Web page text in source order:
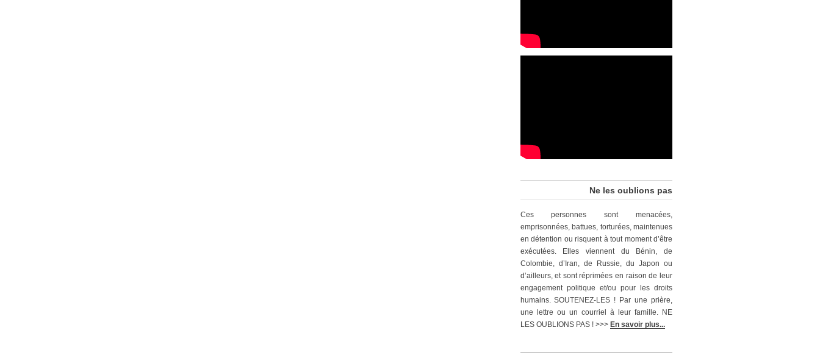
Ne les oublions pas
Ces personnes sont menacées,
emprisonnées, battues, torturées, maintenues
en détention ou risquent à tout moment d’être
exécutées. Elles viennent du Bénin, de
Colombie, d’Iran, de Russie, du Japon ou
d’ailleurs, et sont réprimées en raison de leur
engagement politique et/ou pour les droits
humains. SOUTENEZ-LES ! Par une prière,
une lettre ou un courriel à leur famille. NE
LES OUBLIONS PAS ! >>> En savoir plus...